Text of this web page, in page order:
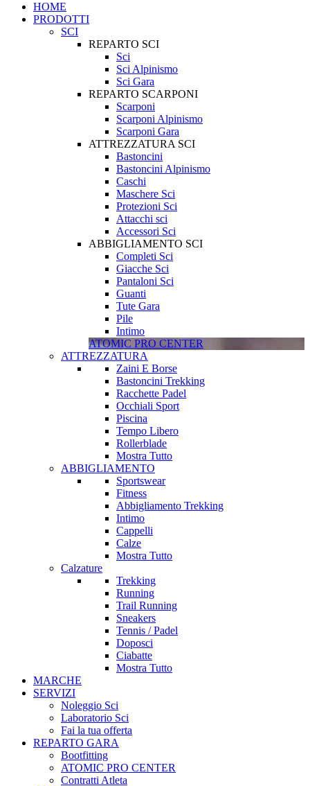
HOME
PRODOTTI
SCI
REPARTO SCI
Sci
Sci Alpinismo
Sci Gara
REPARTO SCARPONI
Scarponi
Scarponi Alpinismo
Scarponi Gara
ATTREZZATURA SCI
Bastoncini
Bastoncini Alpinismo
Caschi
Maschere Sci
Protezioni Sci
Attacchi sci
Accessori Sci
ABBIGLIAMENTO SCI
Completi Sci
Giacche Sci
Pantaloni Sci
Guanti
Tute Gara
Pile
Intimo
ATOMIC PRO CENTER
ATTREZZATURA
Zaini E Borse
Bastoncini Trekking
Racchette Padel
Occhiali Sport
Piscina
Tempo Libero
Rollerblade
Mostra Tutto
ABBIGLIAMENTO
Sportswear
Fitness
Abbigliamento Trekking
Intimo
Cappelli
Calze
Mostra Tutto
Calzature
Trekking
Running
Trail Running
Sneakers
Tennis / Padel
Doposci
Ciabatte
Mostra Tutto
MARCHE
SERVIZI
Noleggio Sci
Laboratorio Sci
Fai la tua offerta
REPARTO GARA
Bootfitting
ATOMIC PRO CENTER
Contratti Atleta